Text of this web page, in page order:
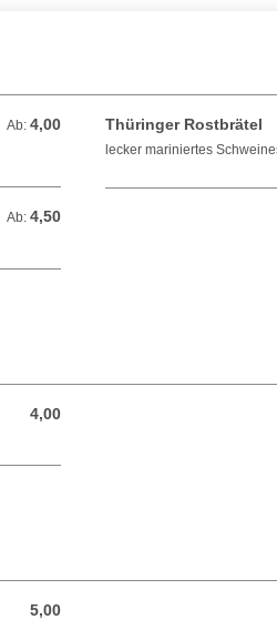
Ab: 4,00
Ab: 4,00 EUR Thüringer Rostbrätel
lecker mariniertes
Ab: 4,50
Ab: 4,50 EUR
4,00
4,00 EUR
5,00
5,00 EUR